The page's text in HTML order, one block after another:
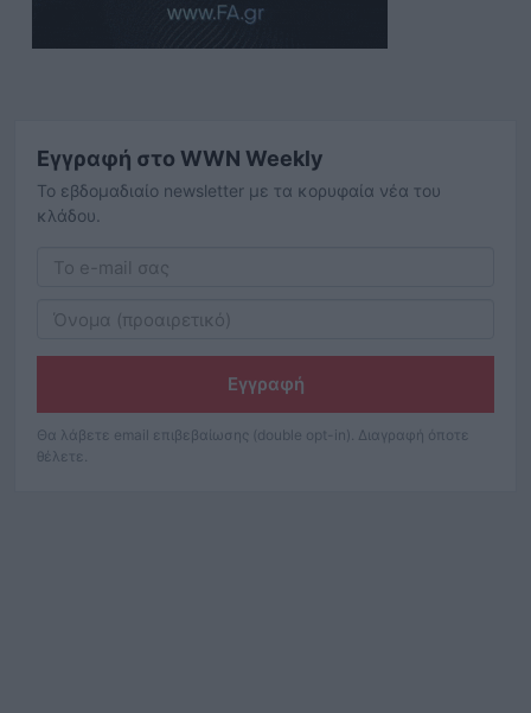
Εγγραφή στο WWN Weekly
Το εβδομαδιαίο newsletter με τα κορυφαία νέα του
κλάδου.
Εγγραφή
Θα λάβετε email επιβεβαίωσης (double opt-in). Διαγραφή όποτε
θέλετε.